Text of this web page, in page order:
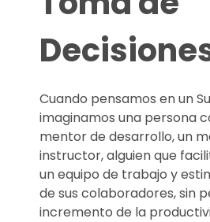
Cuando pensamos en un
imaginamos una persona
mentor de desarrollo, un
instructor, alguien que
un equipo de trabajo y
de sus colaboradores, sin
incremento de la